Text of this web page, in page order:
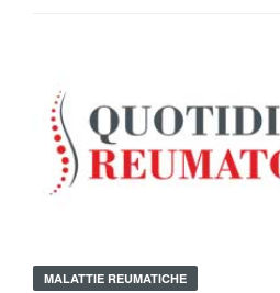
MALATTIE REUMATICHE